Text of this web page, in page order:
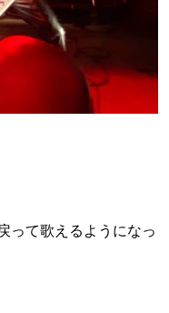
って歌えるようになっ